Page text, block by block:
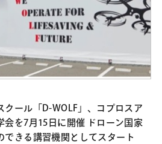
クール「D-WOLF」、コプロスア
会を7月15日に開催 ドローン国家
できる講習機関としてスタート